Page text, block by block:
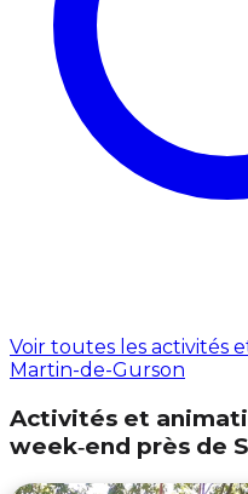
Voir toutes les activités
Martin-de-Gurson
Activités et
week‑end près de